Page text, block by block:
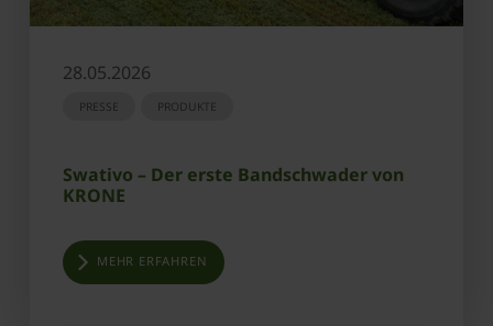
28.05.2026
PRESSE PRODUKTE
Swativo – Der erste Bandschwader von
KRONE
MEHR ERFAHREN